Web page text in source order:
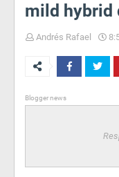
mild hybrid
Andrés Rafael
Blogger news